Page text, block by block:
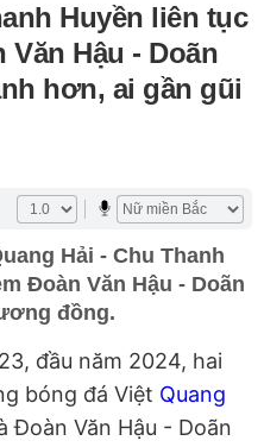
Huyền liên tục
Hậu - Doãn
hơn, ai gần gũi
Hải - Chu Thanh
Đoàn Văn Hậu - Doãn
đồng.
đầu năm 2024, hai
bóng đá Việt Quang
Đoàn Văn Hậu - Doãn